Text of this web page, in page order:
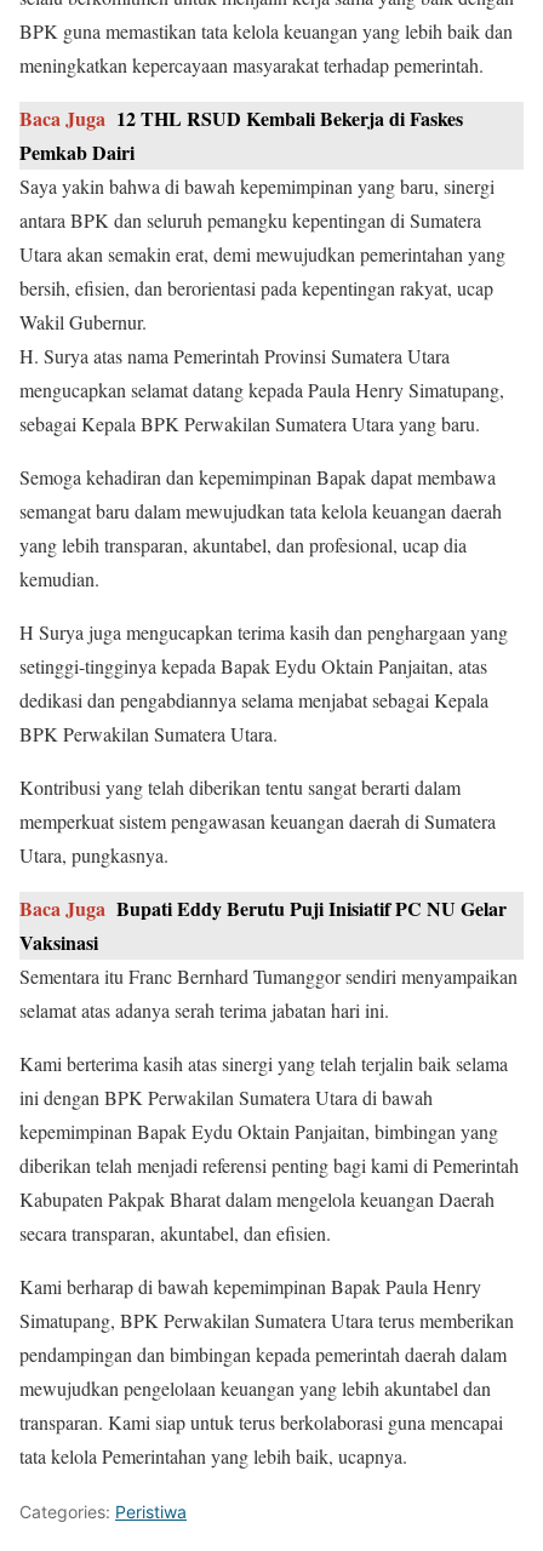
BPK guna memastikan tata kelola keuangan yang lebih baik dan
meningkatkan kepercayaan masyarakat terhadap pemerintah.
Baca Juga 12 THL RSUD Kembali Bekerja di Faskes
Pemkab Dairi
Saya yakin bahwa di bawah kepemimpinan yang baru, sinergi
antara BPK dan seluruh pemangku kepentingan di Sumatera
Utara akan semakin erat, demi mewujudkan pemerintahan yang
bersih, efisien, dan berorientasi pada kepentingan rakyat, ucap
Wakil Gubernur.
H. Surya atas nama Pemerintah Provinsi Sumatera Utara
mengucapkan selamat datang kepada Paula Henry Simatupang,
sebagai Kepala BPK Perwakilan Sumatera Utara yang baru.
Semoga kehadiran dan kepemimpinan Bapak dapat membawa
semangat baru dalam mewujudkan tata kelola keuangan daerah
yang lebih transparan, akuntabel, dan profesional, ucap dia
kemudian.
H Surya juga mengucapkan terima kasih dan penghargaan yang
setinggi-tingginya kepada Bapak Eydu Oktain Panjaitan, atas
dedikasi dan pengabdiannya selama menjabat sebagai Kepala
BPK Perwakilan Sumatera Utara.
Kontribusi yang telah diberikan tentu sangat berarti dalam
memperkuat sistem pengawasan keuangan daerah di Sumatera
Utara, pungkasnya.
Baca Juga Bupati Eddy Berutu Puji Inisiatif PC NU Gelar
Vaksinasi
Sementara itu Franc Bernhard Tumanggor sendiri menyampaikan
selamat atas adanya serah terima jabatan hari ini.
Kami berterima kasih atas sinergi yang telah terjalin baik selama
ini dengan BPK Perwakilan Sumatera Utara di bawah
kepemimpinan Bapak Eydu Oktain Panjaitan, bimbingan yang
diberikan telah menjadi referensi penting bagi kami di Pemerintah
Kabupaten Pakpak Bharat dalam mengelola keuangan Daerah
secara transparan, akuntabel, dan efisien.
Kami berharap di bawah kepemimpinan Bapak Paula Henry
Simatupang, BPK Perwakilan Sumatera Utara terus memberikan
pendampingan dan bimbingan kepada pemerintah daerah dalam
mewujudkan pengelolaan keuangan yang lebih akuntabel dan
transparan. Kami siap untuk terus berkolaborasi guna mencapai
tata kelola Pemerintahan yang lebih baik, ucapnya.
Categories: Peristiwa